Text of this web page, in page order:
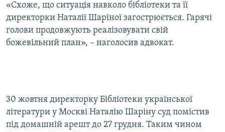
«Схоже, що ситуація навколо бібліотеки та її
директорки Наталії Шаріної загострюється. Гарячі
голови продовжують реалізовувати свій
божевільний план», – наголосив адвокат.
30 жовтня директорку Бібліотеки української
літератури у Москві Наталію Шаріну суд помістив
під домашній арешт до 27 грудня. Таким чином